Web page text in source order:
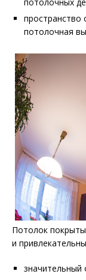
пространство
потолочная
Потолок
и